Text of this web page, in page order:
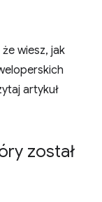
wiesz, jak
artykuł
został